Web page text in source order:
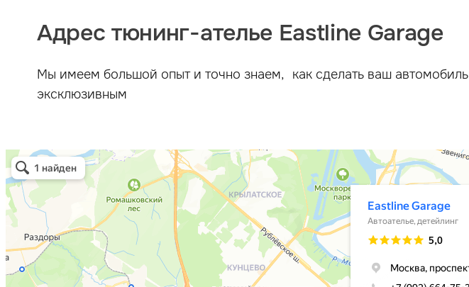
Адрес тюнинг-ателье Eastline Garage
Мы имеем большой опыт и точно знаем, как сделать ваш автомобиль
эксклюзивным